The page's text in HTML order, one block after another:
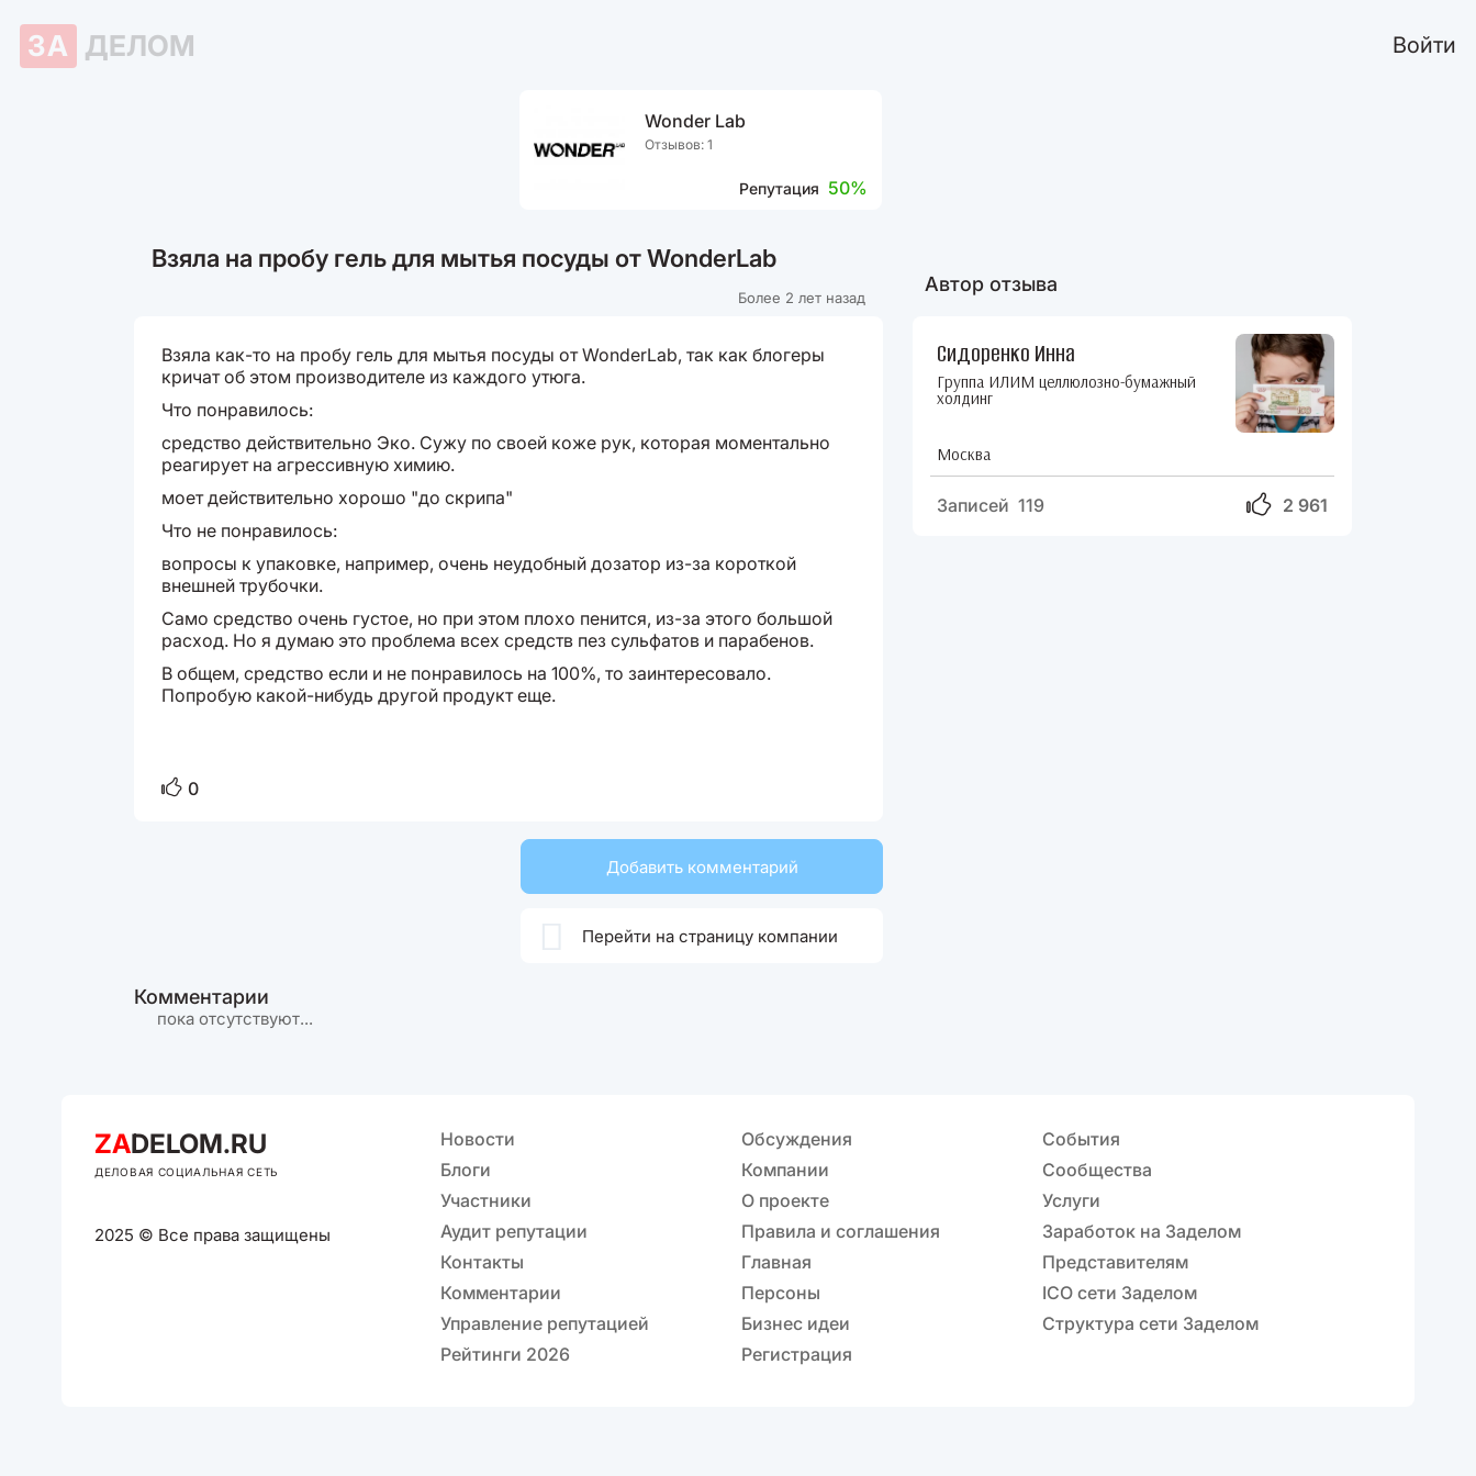
ЗА ДЕЛОМ Войти
Wonder Lab
Отзывов: 1
Репутация 50%
Взяла на пробу гель для мытья посуды от WonderLab
Более 2 лет назад
Взяла как-то на пробу гель для мытья посуды от WonderLab, так как блогеры
кричат об этом производителе из каждого утюга.
Что понравилось:
средство действительно Эко. Сужу по своей коже рук, которая моментально
реагирует на агрессивную химию.
моет действительно хорошо "до скрипа"
Что не понравилось:
вопросы к упаковке, например, очень неудобный дозатор из-за короткой
внешней трубочки.
Само средство очень густое, но при этом плохо пенится, из-за этого большой
расход. Но я думаю это проблема всех средств пез сульфатов и парабенов.
В общем, средство если и не понравилось на 100%, то заинтересовало.
Попробую какой-нибудь другой продукт еще.
0
Добавить комментарий
Перейти на страницу компании
Комментарии
пока отсутствуют...
Автор отзыва
Сидоренко Инна
Группа ИЛИМ целлюлозно-бумажный
холдинг
Москва
2 961
Записей 119
ZADELOM.RU
ДЕЛОВАЯ СОЦИАЛЬНАЯ СЕТЬ
2025 © Все права защищены
Новости Обсуждения
События
Блоги
Компании
Сообщества
Участники
О проекте
Услуги
Аудит репутации
Правила и соглашения
Заработок на Заделом
Контакты
Главная
Представителям
Комментарии
Персоны
ICO сети Заделом
Управление репутацией
Бизнес идеи
Структура сети Заделом
Рейтинги 2026
Регистрация